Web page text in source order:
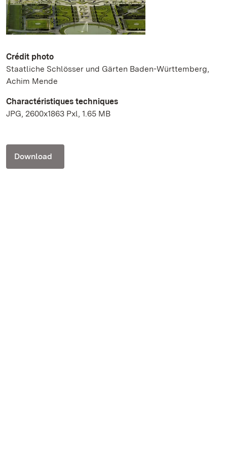
Crédit photo
Staatliche Schlösser und Gärten Baden-Württemberg,
Achim Mende
Charactéristiques techniques
JPG, 2600x1863 Pxl, 1.65 MB
Download